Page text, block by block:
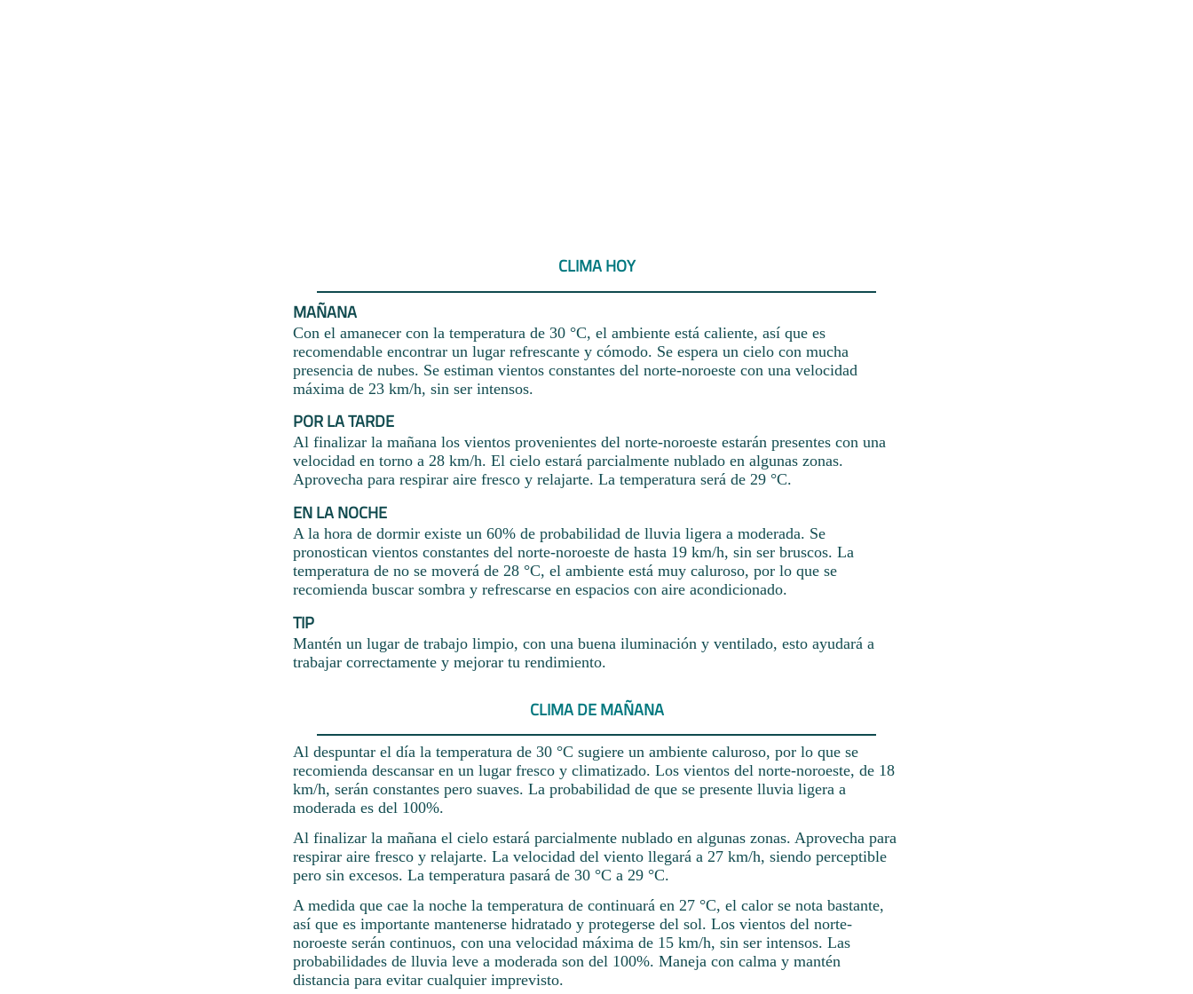
CLIMA HOY
MAÑANA
Con el amanecer con la temperatura de 30 °C, el ambiente está caliente, así que es
recomendable encontrar un lugar refrescante y cómodo. Se espera un cielo con mucha
presencia de nubes. Se estiman vientos constantes del norte-noroeste con una velocidad
máxima de 23 km/h, sin ser intensos.
POR LA TARDE
Al finalizar la mañana los vientos provenientes del norte-noroeste estarán presentes con una
velocidad en torno a 28 km/h. El cielo estará parcialmente nublado en algunas zonas.
Aprovecha para respirar aire fresco y relajarte. La temperatura será de 29 °C.
EN LA NOCHE
A la hora de dormir existe un 60% de probabilidad de lluvia ligera a moderada. Se
pronostican vientos constantes del norte-noroeste de hasta 19 km/h, sin ser bruscos. La
temperatura de no se moverá de 28 °C, el ambiente está muy caluroso, por lo que se
recomienda buscar sombra y refrescarse en espacios con aire acondicionado.
TIP
Mantén un lugar de trabajo limpio, con una buena iluminación y ventilado, esto ayudará a
trabajar correctamente y mejorar tu rendimiento.
CLIMA DE MAÑANA
Al despuntar el día la temperatura de 30 °C sugiere un ambiente caluroso, por lo que se
recomienda descansar en un lugar fresco y climatizado. Los vientos del norte-noroeste, de 18
km/h, serán constantes pero suaves. La probabilidad de que se presente lluvia ligera a
moderada es del 100%.
Al finalizar la mañana el cielo estará parcialmente nublado en algunas zonas. Aprovecha para
respirar aire fresco y relajarte. La velocidad del viento llegará a 27 km/h, siendo perceptible
pero sin excesos. La temperatura pasará de 30 °C a 29 °C.
A medida que cae la noche la temperatura de continuará en 27 °C, el calor se nota bastante,
así que es importante mantenerse hidratado y protegerse del sol. Los vientos del norte-
noroeste serán continuos, con una velocidad máxima de 15 km/h, sin ser intensos. Las
probabilidades de lluvia leve a moderada son del 100%. Maneja con calma y mantén
distancia para evitar cualquier imprevisto.